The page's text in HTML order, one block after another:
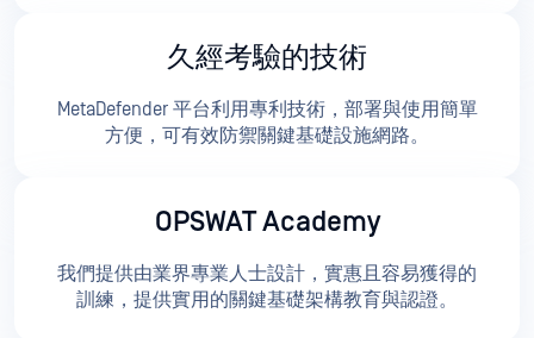
久經考驗的技術
MetaDefender 平台利用專利技術，部署與使用簡單
方便，可有效防禦關鍵基礎設施網路。
OPSWAT Academy
我們提供由業界專業人士設計，實惠且容易獲得的
訓練，提供實用的關鍵基礎架構教育與認證。